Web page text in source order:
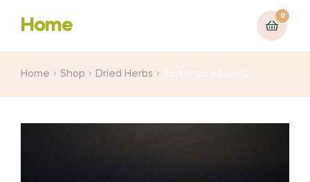
Home
0
Home Shop Dried Herbs Karkandu கற்கண்டு